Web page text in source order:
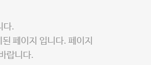
다.
페이지 입니다. 페이지
랍니다.